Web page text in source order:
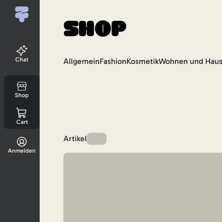
Chat
Shop
Cart
Anmelden
Shop
AllgemeinFashionKosmetikWohnen und
Artikel